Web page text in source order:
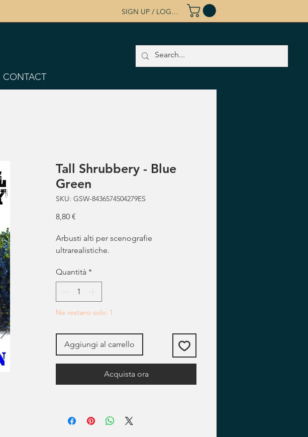
SIGN UP / LOG IN
CONTACT
Tall Shrubbery - Blue
Green
SKU: GSW-8436574504279ES
8,80 €
Arbusti alti per scenografie
ultrarealistiche.
Quantità *
Ne restano solo: 1
Aggiungi al carrello
Acquista ora